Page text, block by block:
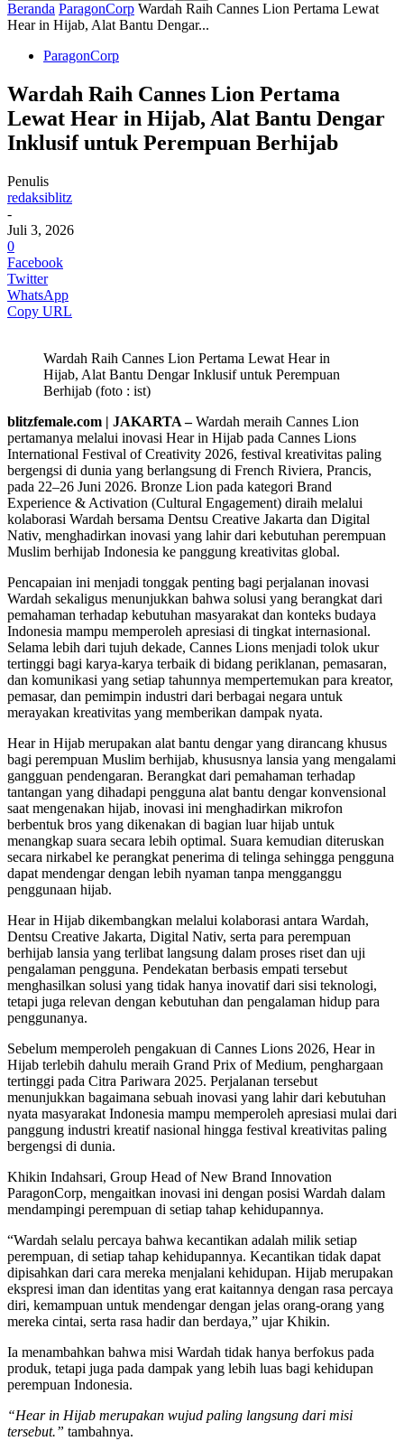
Beranda ParagonCorp Wardah Raih Cannes Lion Pertama Lewat
Hear in Hijab, Alat Bantu Dengar...
ParagonCorp
Wardah Raih Cannes Lion Pertama
Lewat Hear in Hijab, Alat Bantu Dengar
Inklusif untuk Perempuan Berhijab
Penulis
redaksiblitz
-
Juli 3, 2026
0
Facebook
Twitter
WhatsApp
Copy URL
Wardah Raih Cannes Lion Pertama Lewat Hear in
Hijab, Alat Bantu Dengar Inklusif untuk Perempuan
Berhijab (foto : ist)
blitzfemale.com | JAKARTA –Wardah meraih Cannes Lion
pertamanya melalui inovasi Hear in Hijab pada Cannes Lions
International Festival of Creativity 2026, festival kreativitas paling
bergengsi di dunia yang berlangsung di French Riviera, Prancis,
pada 22–26 Juni 2026. Bronze Lion pada kategori Brand
Experience & Activation (Cultural Engagement) diraih melalui
kolaborasi Wardah bersama Dentsu Creative Jakarta dan Digital
Nativ, menghadirkan inovasi yang lahir dari kebutuhan perempuan
Muslim berhijab Indonesia ke panggung kreativitas global.
Pencapaian ini menjadi tonggak penting bagi perjalanan inovasi
Wardah sekaligus menunjukkan bahwa solusi yang berangkat dari
pemahaman terhadap kebutuhan masyarakat dan konteks budaya
Indonesia mampu memperoleh apresiasi di tingkat internasional.
Selama lebih dari tujuh dekade, Cannes Lions menjadi tolok ukur
tertinggi bagi karya-karya terbaik di bidang periklanan, pemasaran,
dan komunikasi yang setiap tahunnya mempertemukan para kreator,
pemasar, dan pemimpin industri dari berbagai negara untuk
merayakan kreativitas yang memberikan dampak nyata.
Hear in Hijab merupakan alat bantu dengar yang dirancang khusus
bagi perempuan Muslim berhijab, khususnya lansia yang mengalami
gangguan pendengaran. Berangkat dari pemahaman terhadap
tantangan yang dihadapi pengguna alat bantu dengar konvensional
saat mengenakan hijab, inovasi ini menghadirkan mikrofon
berbentuk bros yang dikenakan di bagian luar hijab untuk
menangkap suara secara lebih optimal. Suara kemudian diteruskan
secara nirkabel ke perangkat penerima di telinga sehingga pengguna
dapat mendengar dengan lebih nyaman tanpa mengganggu
penggunaan hijab.
Hear in Hijab dikembangkan melalui kolaborasi antara Wardah,
Dentsu Creative Jakarta, Digital Nativ, serta para perempuan
berhijab lansia yang terlibat langsung dalam proses riset dan uji
pengalaman pengguna. Pendekatan berbasis empati tersebut
menghasilkan solusi yang tidak hanya inovatif dari sisi teknologi,
tetapi juga relevan dengan kebutuhan dan pengalaman hidup para
penggunanya.
Sebelum memperoleh pengakuan di Cannes Lions 2026, Hear in
Hijab terlebih dahulu meraih Grand Prix of Medium, penghargaan
tertinggi pada Citra Pariwara 2025. Perjalanan tersebut
menunjukkan bagaimana sebuah inovasi yang lahir dari kebutuhan
nyata masyarakat Indonesia mampu memperoleh apresiasi mulai dari
panggung industri kreatif nasional hingga festival kreativitas paling
bergengsi di dunia.
Khikin Indahsari, Group Head of New Brand Innovation
ParagonCorp, mengaitkan inovasi ini dengan posisi Wardah dalam
mendampingi perempuan di setiap tahap kehidupannya.
“Wardah selalu percaya bahwa kecantikan adalah milik setiap
perempuan, di setiap tahap kehidupannya. Kecantikan tidak dapat
dipisahkan dari cara mereka menjalani kehidupan. Hijab merupakan
ekspresi iman dan identitas yang erat kaitannya dengan rasa percaya
diri, kemampuan untuk mendengar dengan jelas orang-orang yang
mereka cintai, serta rasa hadir dan berdaya,” ujar Khikin.
Ia menambahkan bahwa misi Wardah tidak hanya berfokus pada
produk, tetapi juga pada dampak yang lebih luas bagi kehidupan
perempuan Indonesia.
“Hear in Hijab merupakan wujud paling langsung dari misi
tersebut.” tambahnya.